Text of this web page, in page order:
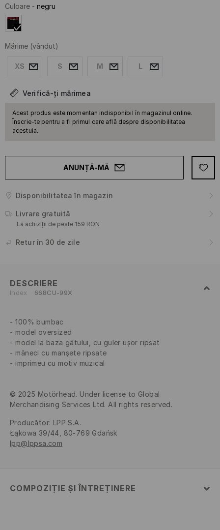
Culoare - negru
Mărime (vândut)
XS S M L
Verifică-ți mărimea
Acest produs este momentan indisponibil în magazinul online.
Înscrie-te pentru a fi primul care află despre disponibilitatea
acestuia.
ANUNȚĂ-MĂ
Disponibilitatea în magazin
Livrare gratuită
La achiziții de peste 159 RON
Retur în 30 de zile
DESCRIERE
Index 668CU-99X
100% bumbac
model oversized
model la baza gâtului, cu guler ușor ripsat
mâneci cu manșete ripsate
imprimeu cu motiv muzical
© 2025 Motörhead. Under license to Global
Merchandising Services Ltd. All rights reserved.
Producător: LPP S.A.
Łąkowa 39/44, 80-769 Gdańsk
lpp@lppsa.com
COMPOZIȚIE ȘI ÎNTREȚINERE